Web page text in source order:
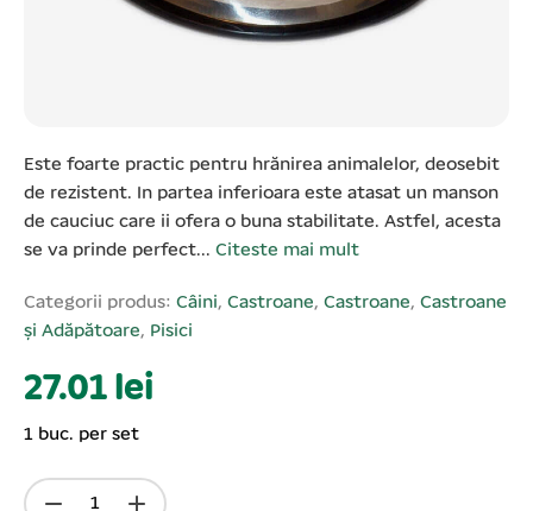
Este foarte practic pentru hrănirea animalelor, deosebit
de rezistent. In partea inferioara este atasat un manson
de cauciuc care ii ofera o buna stabilitate. Astfel, acesta
se va prinde perfect... Citeste mai mult
Categorii produs: Câini, Castroane, Castroane, Castroane
și Adăpătoare, Pisici
27.01 lei
1 buc. per set